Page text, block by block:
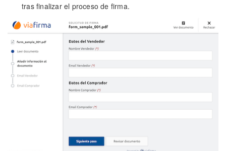
tras finalizar el proceso de firma.